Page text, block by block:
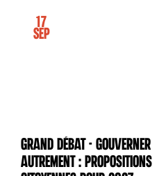
CONFÉRENCE
17
Sep
GRAND DÉBAT - Gouverner
autrement : propositions
Une pause déjeuner
Vous n’avez pas encore
le relire avec un éclairage
un livre » répond à ces
Pourquoi ce livre est-il